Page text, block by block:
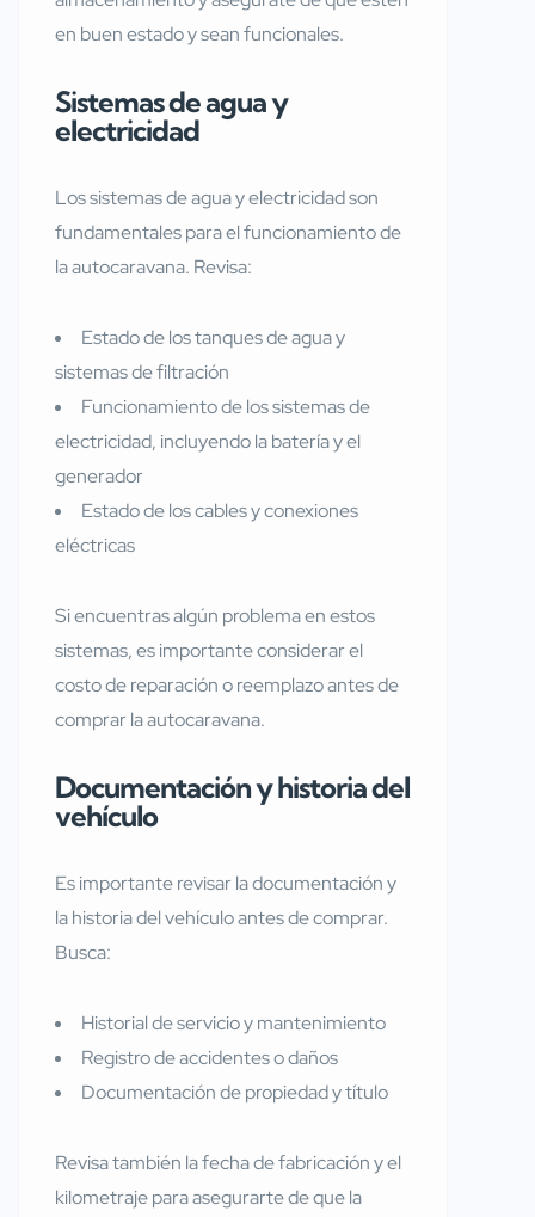
en buen estado y sean funcionales.
Sistemas de agua y
electricidad
Los sistemas de agua y electricidad son
fundamentales para el funcionamiento de
la autocaravana. Revisa:
Estado de los tanques de agua y
sistemas de filtración
Funcionamiento de los sistemas de
electricidad, incluyendo la batería y el
generador
Estado de los cables y conexiones
eléctricas
Si encuentras algún problema en estos
sistemas, es importante considerar el
costo de reparación o reemplazo antes de
comprar la autocaravana.
Documentación y historia del
vehículo
Es importante revisar la documentación y
la historia del vehículo antes de comprar.
Busca:
Historial de servicio y mantenimiento
Registro de accidentes o daños
Documentación de propiedad y título
Revisa también la fecha de fabricación y el
kilometraje para asegurarte de que la